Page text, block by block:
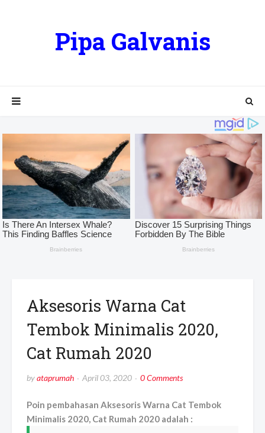
Pipa Galvanis
Aksesoris Warna Cat
Tembok Minimalis 2020,
Cat Rumah 2020
byataprumah April 03, 2020 0 Comments
Poin pembahasan Aksesoris Warna Cat Tembok
Minimalis 2020, Cat Rumah 2020 adalah :